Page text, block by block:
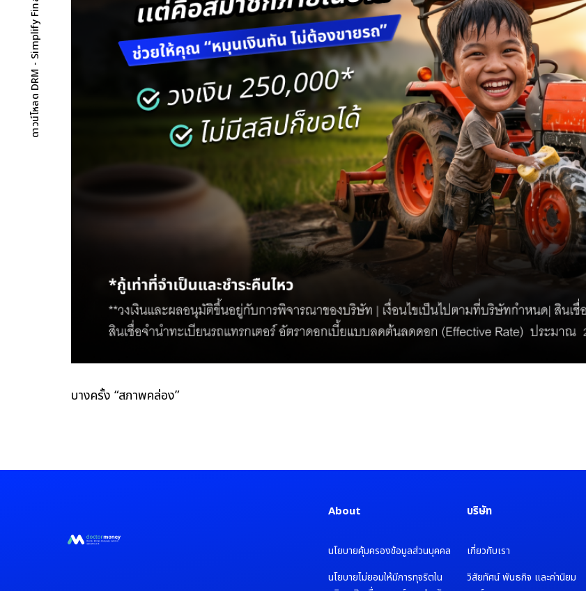
ดาวน์โหลด DRM - Simplify Financial
บางครั้ง “สภาพคล่อง”
About
นโยบายคุ้มครองข้อมูลส่วนบุคคล
นโยบายไม่ยอมให้มีการทุจริตใน
บริษัท
เกี่ยวกับเรา
วิสัยทัศน์ พันธกิจ และค่านิยม